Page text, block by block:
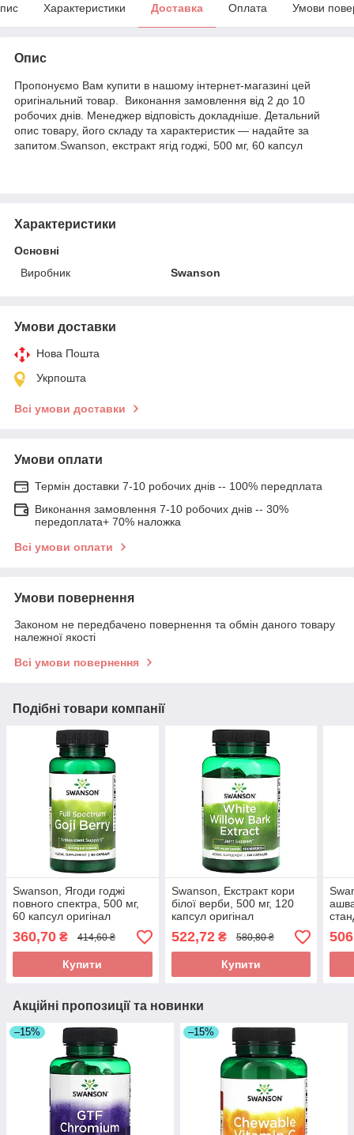
Характеристики Доставка Оплата Умови
Опис
Пропонуємо Вам купити в нашому інтернет-магазині цей
оригінальний товар. Виконання замовлення від 2 до 10
робочих днів. Менеджер відповість докладніше. Детальний
опис товару, його складу та характеристик — надайте за
запитом.Swanson, екстракт ягід годжі, 500 мг, 60 капсул
Характеристики
Основні
Виробник
Swanson
Умови доставки
Нова Пошта
Укрпошта
Всі умови доставки
Умови оплати
Термін доставки 7-10 робочих днів -- 100% передплата
Виконання замовлення 7-10 робочих днів -- 30%
передоплата+ 70% наложка
Всі умови оплати
Умови повернення
Законом не передбачено повернення та обмін даного товару
належної якості
Всі умови повернення
Подібні товари компанії
Swanson, Ягоди годжі
повного спектра, 500 мг,
60 капсул оригінал
360,70 ₴ 414,60 ₴
Купити
Swanson, Екстракт кори
білої верби, 500 мг, 120
капсул оригінал
522,72₴ 580,80 ₴
Купити
60
Акційні пропозиції та новинки
–15% –15%